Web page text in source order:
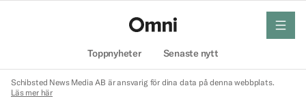
Toppnyheter Senaste nytt
meny
Schibsted News Media AB är ansvarig för dina data på denna webbplats.
Läs mer här